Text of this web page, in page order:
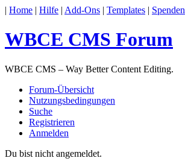
| Home | Hilfe | Add-Ons | Templates | Spenden
WBCE CMS Forum
WBCE CMS – Way Better Content Editing.
Forum-Übersicht
Nutzungsbedingungen
Suche
Registrieren
Anmelden
Du bist nicht angemeldet.